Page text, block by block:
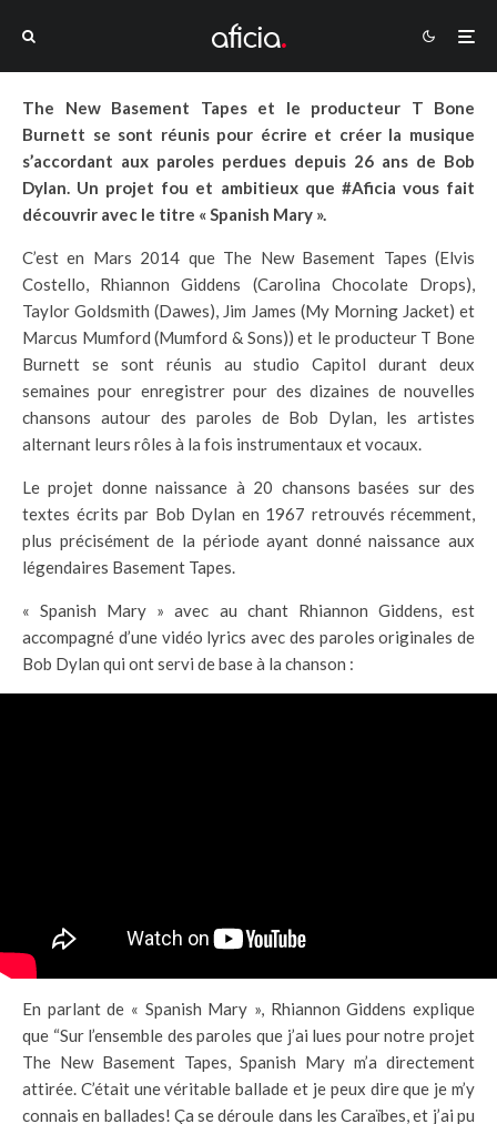
The New Basement Tapes et le producteur T Bone
Burnett se sont réunis pour écrire et créer la musique
s’accordant aux paroles perdues depuis 26 ans de Bob
Dylan. Un projet fou et ambitieux que #Aficia vous fait
découvrir avec le titre « Spanish Mary ».
C’est en Mars 2014 que The New Basement Tapes (Elvis
Costello, Rhiannon Giddens (Carolina Chocolate Drops),
Taylor Goldsmith (Dawes), Jim James (My Morning Jacket) et
Marcus Mumford (Mumford & Sons)) et le producteur T Bone
Burnett se sont réunis au studio Capitol durant deux
semaines pour enregistrer pour des dizaines de nouvelles
chansons autour des paroles de Bob Dylan, les artistes
alternant leurs rôles à la fois instrumentaux et vocaux.
Le projet donne naissance à 20 chansons basées sur des
textes écrits par Bob Dylan en 1967 retrouvés récemment,
plus précisément de la période ayant donné naissance aux
légendaires Basement Tapes.
« Spanish Mary » avec au chant Rhiannon Giddens, est
accompagné d’une vidéo lyrics avec des paroles originales de
Bob Dylan qui ont servi de base à la chanson :
En parlant de « Spanish Mary », Rhiannon Giddens explique
que “Sur l’ensemble des paroles que j’ai lues pour notre projet
The New Basement Tapes, Spanish Mary m’a directement
attirée. C’était une véritable ballade et je peux dire que je m’y
connais en ballades! Ça se déroule dans les Caraïbes, et j’ai pu